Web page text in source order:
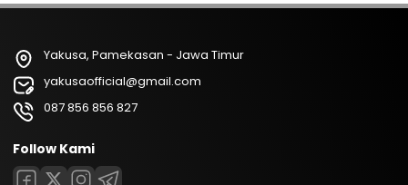
Yakusa, Pamekasan - Jawa Timur
yakusaofficial@gmail.com
087 856 856 827
Follow Kami